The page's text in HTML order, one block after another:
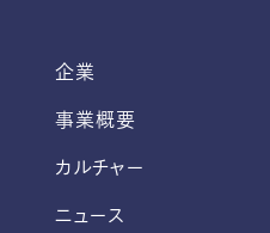
企業
事業概要
カルチャー
ニュース